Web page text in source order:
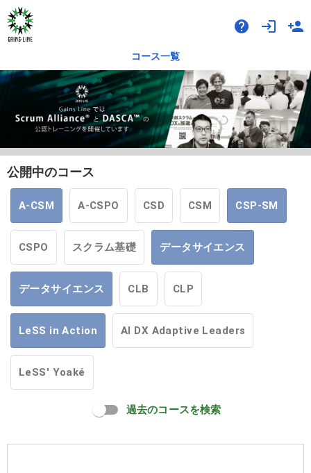
help login person_add
コース一覧
公開中のコース
A-CSM A-CSPO CSD CSM CSP-SM
CSPO スクラム基礎 データサイエンス
データサイエンス CLB CLP
LeSS in Action AI DX Adaptive Leaders
LeSS' Yoaké
過去のコースを検索